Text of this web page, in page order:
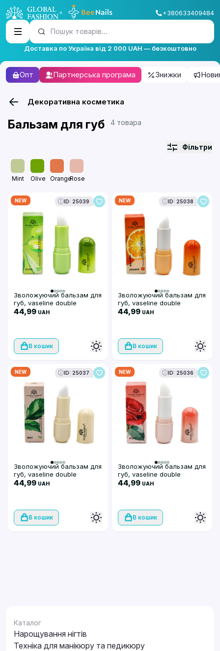
+380633409484
Пошук товарів...
Доставка по Україна від 2 000 UAH — безкоштовно
Опт Партнерська програма Знижки
Декоративна косметика
Бальзам для губ 4 товара
Фільтри
Mint Olive OrangeRose
NEW ID: 25039
Зволожуючий бальзам для
губ, vaseline double
moisturizing lip balm, Global
44,99 UAH
В кошик
NEW ID: 25038
Зволожуючий бальзам для
губ, vaseline double
moisturizing lip balm, Global
44,99 UAH
В кошик
NEW ID: 25037
Зволожуючий бальзам для
губ, vaseline double
moisturizing lip balm, Global
44,99 UAH
В кошик
NEW ID: 25036
Зволожуючий бальзам для
губ, vaseline double
moisturizing lip balm, Global
44,99 UAH
В кошик
Каталог
Нарощування нігтів
Техніка для манікюру та педикюру